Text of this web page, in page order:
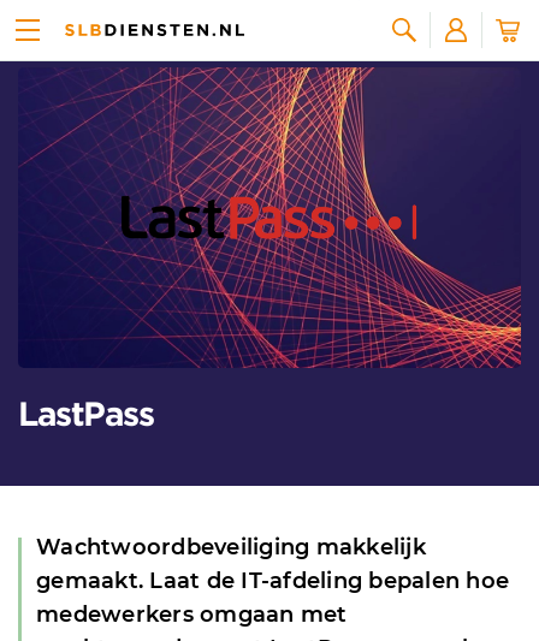
Zoeken
Alle licenties
LastPass
Wachtwoordbeveiliging makkelijk
gemaakt. Laat de IT-afdeling bepalen hoe
medewerkers omgaan met